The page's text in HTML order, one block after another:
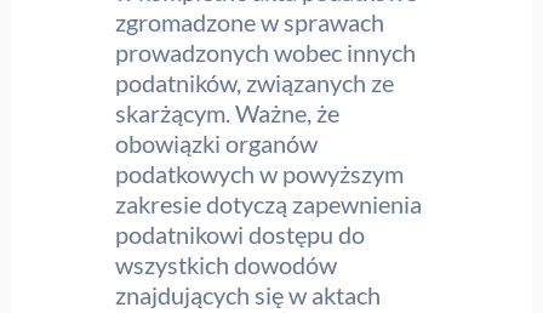
zgromadzone w sprawach
prowadzonych wobec innych
podatników, związanych ze
skarżącym. Ważne, że
obowiązki organów
podatkowych w powyższym
zakresie dotyczą zapewnienia
podatnikowi dostępu do
wszystkich dowodów
znajdujących się w aktach